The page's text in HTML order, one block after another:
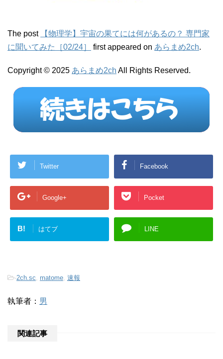
The post
【物理学】宇宙の果てには何があるの？ 専門家
に聞いてみた［02/24］
first appeared on あらまめ2ch.
Copyright © 2025 あらまめ2ch All Rights Reserved.
Twitter Facebook
Google+ Pocket
B! はてブ LINE
-2ch.sc matome 速報
執筆者： 男
関連記事